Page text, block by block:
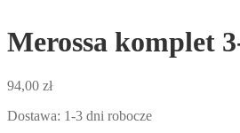
Merossa komplet
94,00 zł
Dostawa: 1-3 dni robocze